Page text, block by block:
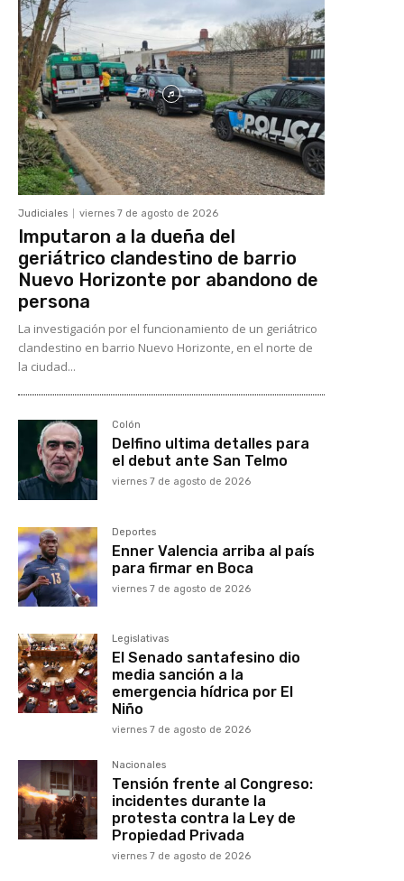
Judiciales viernes 7 de agosto de 2026
Imputaron a la dueña del
geriátrico clandestino de barrio
Nuevo Horizonte por abandono de
persona
La investigación por el funcionamiento de un geriátrico
clandestino en barrio Nuevo Horizonte, en el norte de
la ciudad...
Colón
Delfino ultima detalles para
el debut ante San Telmo
viernes 7 de agosto de 2026
Deportes
Enner Valencia arriba al país
para firmar en Boca
viernes 7 de agosto de 2026
Legislativas
El Senado santafesino dio
media sanción a la
emergencia hídrica por El
Niño
viernes 7 de agosto de 2026
Nacionales
Tensión frente al Congreso:
incidentes durante la
protesta contra la Ley de
Propiedad Privada
viernes 7 de agosto de 2026